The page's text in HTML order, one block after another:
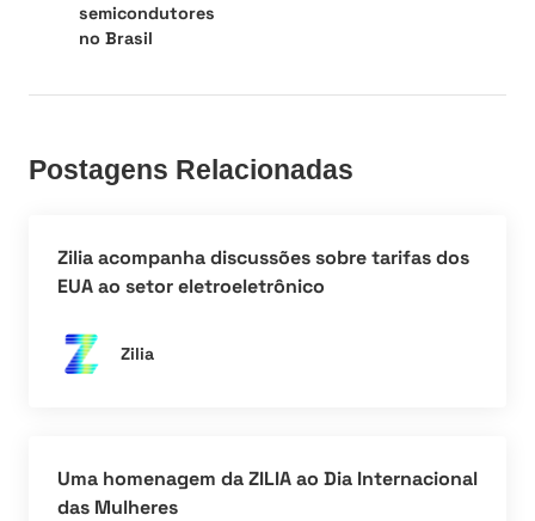
semicondutores
no Brasil
Postagens Relacionadas
Zilia acompanha discussões sobre tarifas dos
EUA ao setor eletroeletrônico
Zilia
Uma homenagem da ZILIA ao Dia Internacional
das Mulheres